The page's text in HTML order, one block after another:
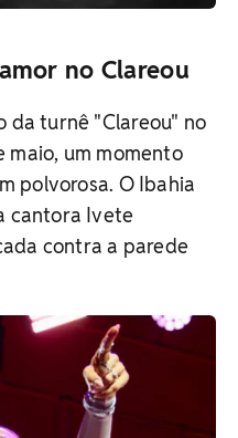
no Clareou
da turnê "Clareou" no
maio, um momento
polvorosa. O Ibahia
cantora Ivete
contra a parede